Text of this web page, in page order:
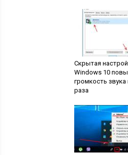
Скрытая
Windows 10
громкость звука
раза